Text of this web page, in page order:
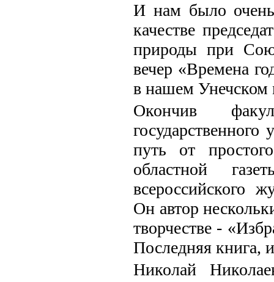
И нам было очень
качестве
природы при
вечер «Времена
в нашем Унечском
Окончив
путь от
областной
всероссийского
Он автор
творчестве -
Последняя книга,
Николай